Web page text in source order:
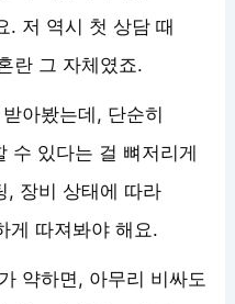
. 저 역시 첫 상담 때
란 그 자체였죠.
아봤는데, 단순히
수 있다는 걸 뼈저리게
, 장비 상태에 따라
게 따져봐야 해요.
약하면, 아무리 비싸도